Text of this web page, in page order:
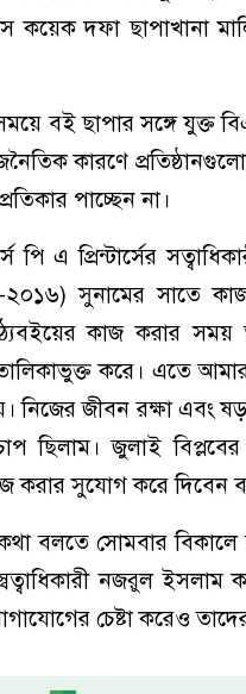
কয়েক দফা ছাপাখানা
বই ছাপার সঙ্গে যুক্ত
কারণে
পাচ্ছেন না।
পি এ প্রিন্টার্সের
সুনামের সাতে
কাজ করার সময়
করে। এতে আমার
নিজের জীবন রক্ষা এবং
ছিলাম। জুলাই
করার সুযোগ করে দিবেন
বলতে সোমবার বিকালে
নজরুল
চেষ্টা করেও